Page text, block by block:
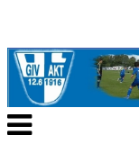
Veksle
navigasjon